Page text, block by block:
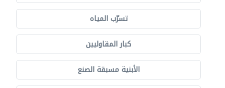
تسرّب المياه
كبار المقاوليين
الأبنية مسبقة الصنع